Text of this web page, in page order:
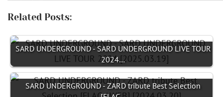
Related Posts:
SARD UNDERGROUND - SARD UNDERGROUND LIVE TOUR
2024…
SARD UNDERGROUND - ZARD tribute Best Selection